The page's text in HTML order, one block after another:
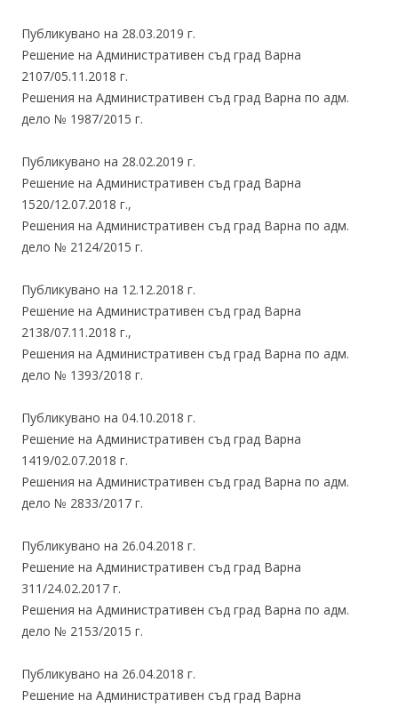
Публикувано на 28.03.2019 г.
Решение на Административен съд град Варна
2107/05.11.2018 г.
Решения на Административен съд град Варна по адм.
дело № 1987/2015 г.
Публикувано на 28.02.2019 г.
Решение на Административен съд град Варна
1520/12.07.2018 г.,
Решения на Административен съд град Варна по адм.
дело № 2124/2015 г.
Публикувано на 12.12.2018 г.
Решение на Административен съд град Варна
2138/07.11.2018 г.,
Решения на Административен съд град Варна по адм.
дело № 1393/2018 г.
Публикувано на 04.10.2018 г.
Решение на Административен съд град Варна
1419/02.07.2018 г.
Решения на Административен съд град Варна по адм.
дело № 2833/2017 г.
Публикувано на 26.04.2018 г.
Решение на Административен съд град Варна
311/24.02.2017 г.
Решения на Административен съд град Варна по адм.
дело № 2153/2015 г.
Публикувано на 26.04.2018 г.
Решение на Административен съд град Варна